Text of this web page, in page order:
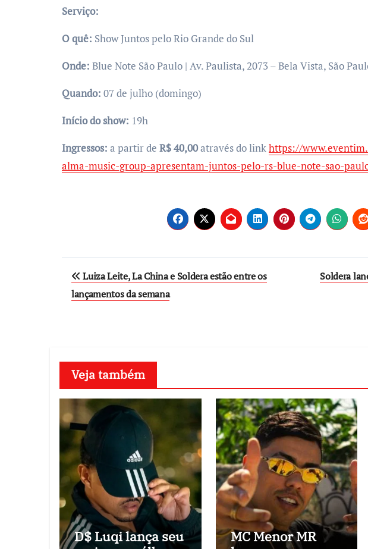
Serviço:
O quê: Show Juntos pelo Rio Grande do Sul
Onde: Blue Note São Paulo | Av. Paulista, 2073 – Bela Vista, São
Quando: 07 de julho (domingo)
Início do show: 19h
Ingressos: a partir de R$ 40,00através do linkhttps://
alma-music-group-apresentam-juntos-pelo-rs-blue-note-sao-
Post
navigation
Luiza Leite, La China e Soldera estão entre os
lançamentos da semana
Soldera
Veja também
D$ Luqi lança seu
MC Menor MR